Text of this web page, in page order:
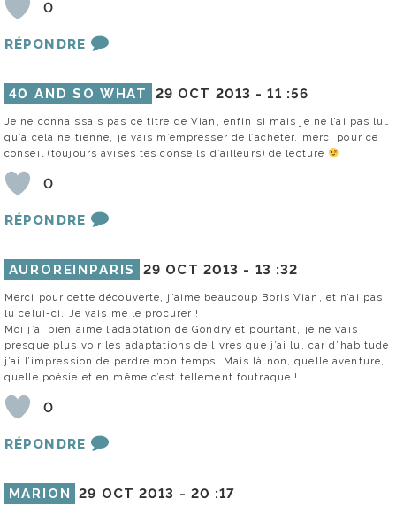
0
RÉPONDRE
40 AND SO WHAT 29 OCT 2013 -11 :56
Je ne connaissais pas ce titre de Vian, enfin si mais je ne l’ai pas lu…
qu’à cela ne tienne, je vais m’empresser de l’acheter. merci pour ce
conseil (toujours avisés tes conseils d’ailleurs) de lecture
0
RÉPONDRE
AUROREINPARIS 29 OCT 2013 - 13 :32
Merci pour cette découverte, j’aime beaucoup Boris Vian, et n’ai pas
lu celui-ci. Je vais me le procurer !
Moi j’ai bien aimé l’adaptation de Gondry et pourtant, je ne vais
presque plus voir les adaptations de livres que j’ai lu, car d’habitude
j’ai l’impression de perdre mon temps. Mais là non, quelle aventure,
quelle poésie et en même c’est tellement foutraque !
0
RÉPONDRE
MARION 29 OCT 2013 - 20 :17